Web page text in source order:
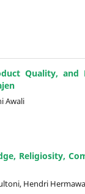
Quality, and
Awali
Religiosity,
Hendri